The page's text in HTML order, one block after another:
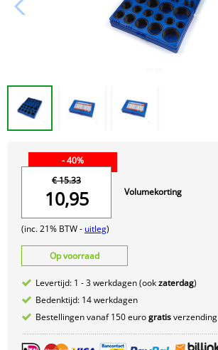
- 40%
€ 15.33
10,95
(inc. 21% BTW - uitleg)
Volumekorting
Op voorraad
Levertijd: 1 - 3 werkdagen (ookzaterdag)
Bedenktijd: 14 werkdagen
Bestellingen vanaf 150 eurogratisverzending